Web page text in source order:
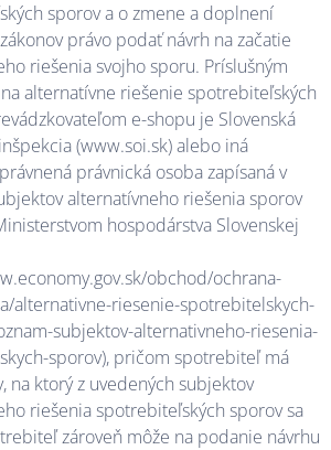
sporov a o zmene a doplnení
právo podať návrh na začatie
riešenia svojho sporu. Príslušným
alternatívne riešenie spotrebiteľských
e-shopu je Slovenská
(www.soi.sk) alebo iná
právnická osoba zapísaná v
alternatívneho riešenia sporov
hospodárstva Slovenskej
obchod/ochrana-
alternativne-riesenie-spotrebitelskych-
subjektov-alternativneho-riesenia-
sporov), pričom spotrebiteľ má
na ktorý z uvedených subjektov
riešenia spotrebiteľských sporov sa
zároveň môže na podanie návrhu